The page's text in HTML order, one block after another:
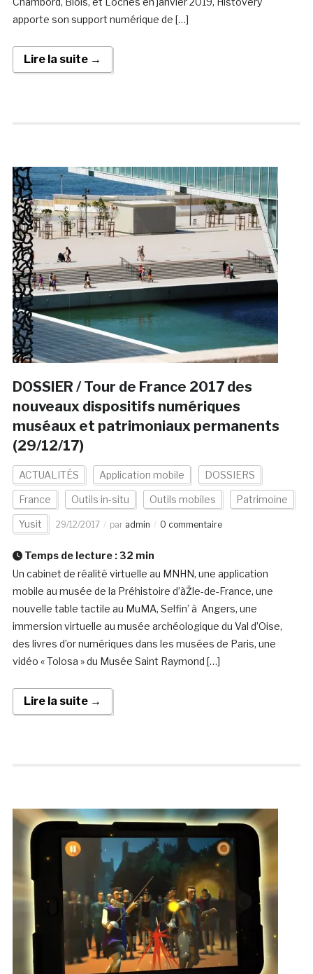
apporte son support numérique de […]
Lire la suite →
DOSSIER / Tour de France 2017 des
nouveaux dispositifs numériques
muséaux et patrimoniaux permanents
(29/12/17)
ACTUALITÉS Application mobile DOSSIERS
France Outils in-situ Outils mobiles Patrimoine
Yusit 29/12/2017 par admin 0 commentaire
Temps de lecture : 32 min
Un cabinet de réalité virtuelle au MNHN, une application
mobile au musée de la Préhistoire d’àŽle-de-France, une
nouvelle table tactile au MuMA, Selfin’ à Angers, une
immersion virtuelle au musée archéologique du Val d’Oise,
des livres d’or numériques dans les musées de Paris, une
vidéo « Tolosa » du Musée Saint Raymond […]
Lire la suite →